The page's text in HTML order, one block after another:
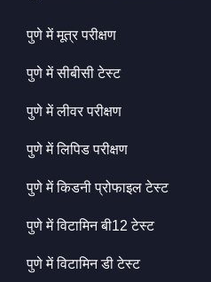
पुणे में मूत्र परीक्षण
पुणे में सीबीसी टेस्ट
पुणे में लीवर परीक्षण
पुणे में लिपिड परीक्षण
पुणे में किडनी प्रोफाइल टेस्ट
पुणे में विटामिन बी12 टेस्ट
पुणे में विटामिन डी टेस्ट